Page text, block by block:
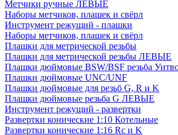
Метчики ручные ЛЕВЫЕ
Наборы метчиков, плашек и свёрл
Инструмент режущий - плашки
Наборы метчиков, плашек и свёрл
Плашки для метрической резьбы
Плашки для метрической резьбы ЛЕВЫЕ
Плашки дюймовые BSW/BSF резьба
Плашки дюймовые UNC/UNF
Плашки дюймовые для резьб G, R и K
Плашки дюймовые резьба G ЛЕВЫЕ
Инструмент режущий - развертки
Развертки конические 1:10 Котельные
Развертки конические 1:16 Rc и K